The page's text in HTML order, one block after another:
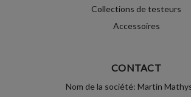
Collections de testeurs
Accessoires
CONTACT
Nom de la société: Martin